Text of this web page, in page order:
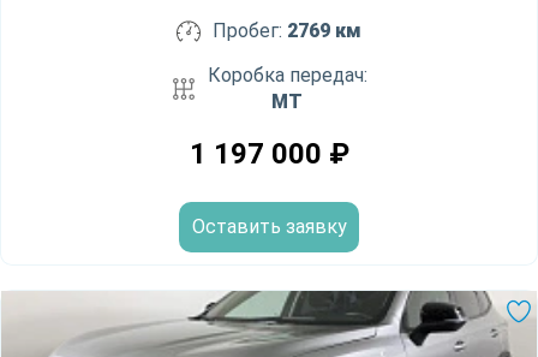
Пробег: 2769 км
Коробка передач:
MT
1 197 000 ₽
Оставить заявку